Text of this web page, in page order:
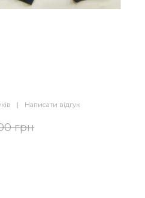
| Написати відгук
грн